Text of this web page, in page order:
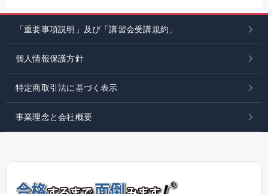
「重要事項説明」及び「講習会受講規約」
個人情報保護方針
特定商取引法に基づく表示
事業理念と会社概要